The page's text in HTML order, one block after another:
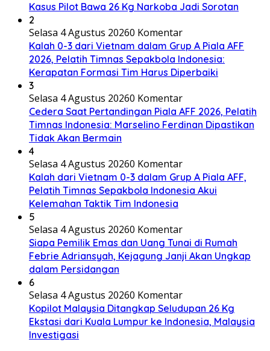
Kasus Pilot Bawa 26 Kg Narkoba Jadi Sorotan
2
Selasa 4 Agustus 20260 Komentar
Kalah 0-3 dari Vietnam dalam Grup A Piala AFF
2026, Pelatih Timnas Sepakbola Indonesia:
Kerapatan Formasi Tim Harus Diperbaiki
3
Selasa 4 Agustus 20260 Komentar
Cedera Saat Pertandingan Piala AFF 2026, Pelatih
Timnas Indonesia: Marselino Ferdinan Dipastikan
Tidak Akan Bermain
4
Selasa 4 Agustus 20260 Komentar
Kalah dari Vietnam 0-3 dalam Grup A Piala AFF,
Pelatih Timnas Sepakbola Indonesia Akui
Kelemahan Taktik Tim Indonesia
5
Selasa 4 Agustus 20260 Komentar
Siapa Pemilik Emas dan Uang Tunai di Rumah
Febrie Adriansyah, Kejagung Janji Akan Ungkap
dalam Persidangan
6
Selasa 4 Agustus 20260 Komentar
Kopilot Malaysia Ditangkap Seludupan 26 Kg
Ekstasi dari Kuala Lumpur ke Indonesia, Malaysia
Investigasi